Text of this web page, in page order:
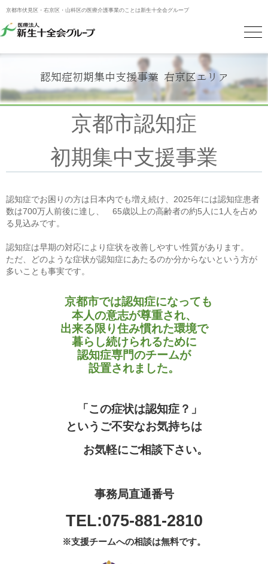
京都市伏見区・右京区・山科区の医療介護事業のことは新生十全会グループ
認知症初期集中支援事業 右京区エリア
京都市認知症
初期集中支援事業
認知症でお困りの方は日本内でも増え続け、2025年には認知症患者
数は700万人前後に達し、 65歳以上の高齢者の約5人に1人を占め
る見込みです。
認知症は早期の対応により症状を改善しやすい性質があります。
ただ、どのような症状が認知症にあたるのか分からないという方が
多いことも事実です。
京都市では認知症になっても
本人の意志が尊重され、
出来る限り住み慣れた環境で
暮らし続けられるために
認知症専門のチームが
設置されました。
「この症状は認知症？」
というご不安なお気持ちは
お気軽にご相談下さい。
事務局直通番号
TEL:075-881-2810
※支援チームへの相談は無料です。